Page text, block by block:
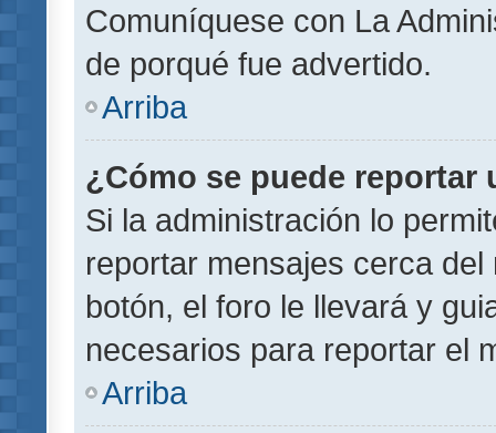
Comuníquese con La
de porqué fue advertido.
Arriba
¿Cómo se puede reportar
Si la administración lo
reportar mensajes cerca
botón, el foro le llevará y
necesarios para reportar el
Arriba